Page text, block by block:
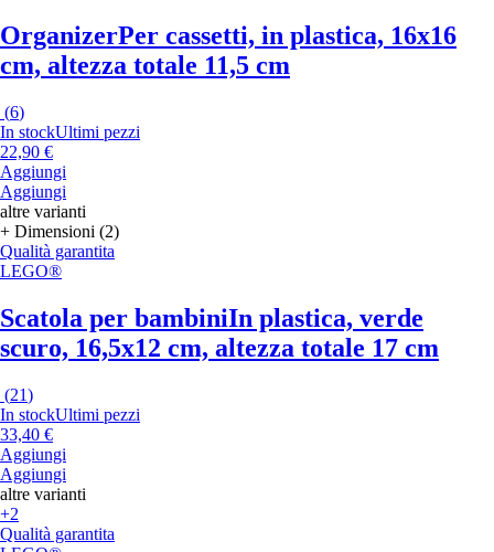
OrganizerPer cassetti, in plastica, 16x16
cm, altezza totale 11,5 cm
(6)
In stockUltimi pezzi
22,90 €
Aggiungi
Aggiungi
altre varianti
+ Dimensioni (2)
Qualità garantita
LEGO®
Scatola per bambiniIn plastica, verde
scuro, 16,5x12 cm, altezza totale 17 cm
(21)
In stockUltimi pezzi
33,40 €
Aggiungi
Aggiungi
altre varianti
+2
Qualità garantita